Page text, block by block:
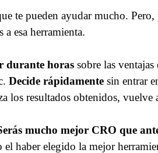
te pueden ayudar mucho.
a esa herramienta.
durante horas sobre las
Decide rápidamente sin entrar
los resultados obtenidos, vuelve
mucho mejor CRO que
haber elegido la mejor